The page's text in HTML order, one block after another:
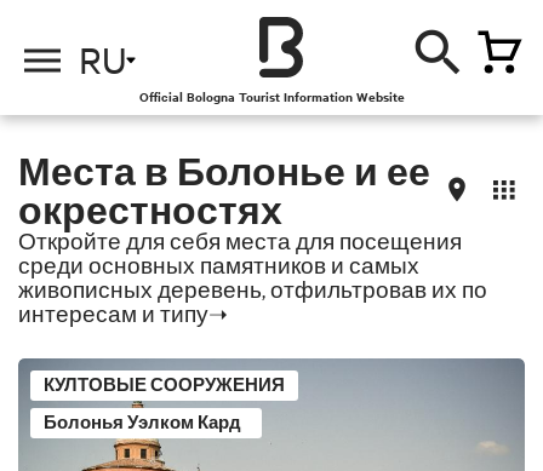
RU
Official Bologna Tourist Information Website
Места в Болонье и ее
окрестностях
Откройте для себя места для посещения
среди основных памятников и самых
живописных деревень, отфильтровав их по
интересам и типу➝
КУЛТОВЫЕ СООРУЖЕНИЯ
Болонья Уэлком Кард